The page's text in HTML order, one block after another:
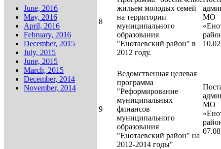
June, 2016
May, 2016
April, 2016
February, 2016
December, 2015
July, 2015
June, 2015
March, 2015
December, 2014
November, 2014
8
жильем молодых семей
на территории
муниципального
образования
"Енотаевский район" в
2012 году.
МО
9
Ведомственная целевая
программа
"Реформирование
муниципальных
финансов
муниципального
образования
"Енотаевский район" на
2012-2014 годы"
МО